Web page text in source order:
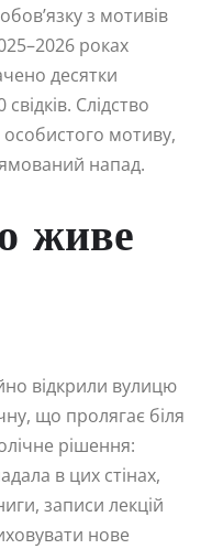
з мотивів
роках
десятки
Слідство
особистого мотиву,
напад.
живе
відкрили вулицю
що пролягає біля
рішення:
в цих стінах,
записи лекцій
нове